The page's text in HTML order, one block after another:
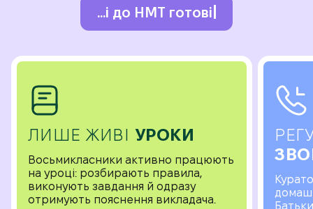
...і до НМТ готові
ЛИШЕ ЖИВІ УРОКИ
Восьмикласники активно працюють
на уроці: розбирають правила,
виконують завдання й одразу
отримують пояснення викладача.